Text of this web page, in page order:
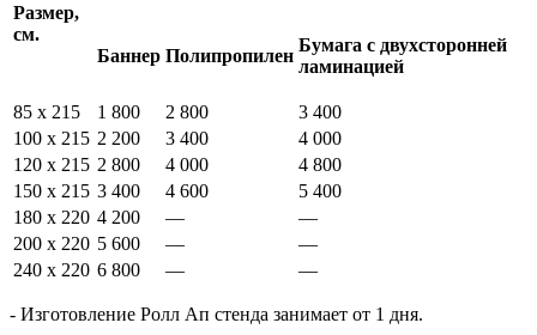
Размер,
см.
Баннер Полипропилен
Бумага с двухсторонней
ламинацией
85 х 215 1 800 2 800
3 400
100 х 215 2 200 3 400
4 000
120 х 215 2 800 4 000
4 800
150 х 215 3 400 4 600
5 400
180 х 220 4 200 —
—
200 х 220 5 600 —
—
240 х 220 6 800 — —
- Изготовление Ролл Ап стенда занимает от 1 дня.